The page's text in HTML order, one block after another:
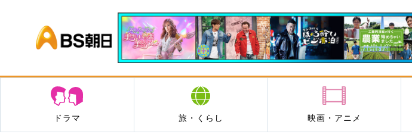
BS朝日
ドラマ 旅・くらし 映画・アニメ